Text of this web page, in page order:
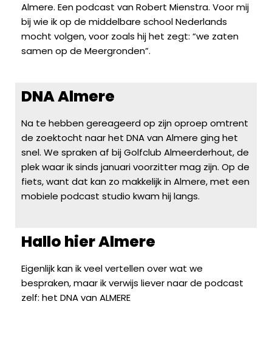
Almere. Een podcast van Robert Mienstra. Voor mij
bij wie ik op de middelbare school Nederlands
mocht volgen, voor zoals hij het zegt: “we zaten
samen op de Meergronden”.
DNA Almere
Na te hebben gereageerd op zijn oproep omtrent
de zoektocht naar het DNA van Almere ging het
snel. We spraken af bijGolfclub Almeerderhout, de
plek waar ik sinds januari voorzitter mag zijn. Op de
fiets, want dat kan zo makkelijk in Almere, met een
mobiele podcast studio kwam hij langs.
Hallo hier Almere
Eigenlijk kan ik veel vertellen over wat we
bespraken, maar ik verwijs liever naar de podcast
zelf: het DNA van ALMERE